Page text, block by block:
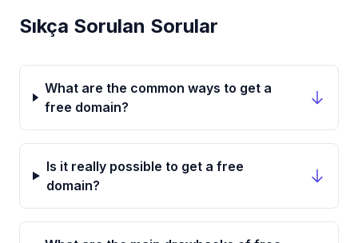
Sıkça Sorulan Sorular
What are the common ways to get a
free domain?
Is it really possible to get a free
domain?